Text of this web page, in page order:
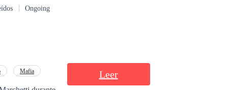
Ongoing
Mafia
Leer